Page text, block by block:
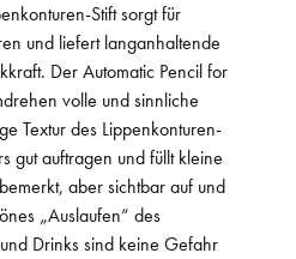
Stift sorgt für
und liefert langanhaltende
Der Automatic Pencil for
volle und sinnliche
Textur des Lippenkonturen-
gut auftragen und füllt kleine
aber sichtbar auf und
„Auslaufen“ des
Drinks sind keine Gefahr